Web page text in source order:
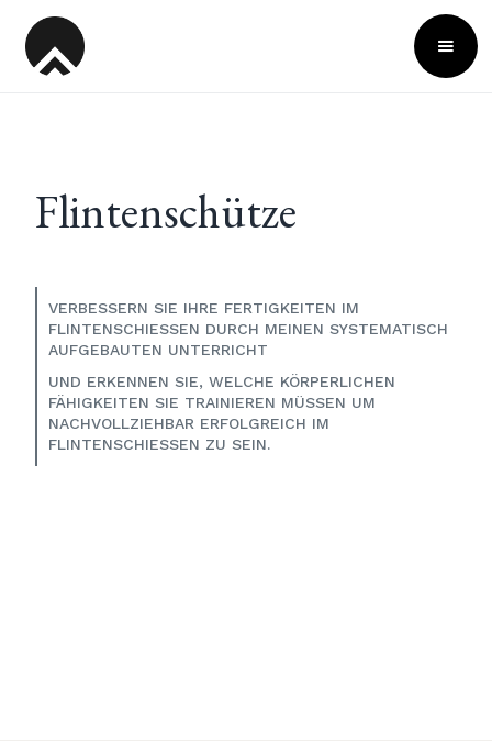
Flintenschütze
VERBESSERN SIE IHRE FERTIGKEITEN IM
FLINTENSCHIESSEN DURCH MEINEN SYSTEMATISCH
AUFGEBAUTEN UNTERRICHT
UND ERKENNEN SIE, WELCHE KÖRPERLICHEN
FÄHIGKEITEN SIE TRAINIEREN MÜSSEN UM
NACHVOLLZIEHBAR ERFOLGREICH IM
FLINTENSCHIESSEN ZU SEIN.